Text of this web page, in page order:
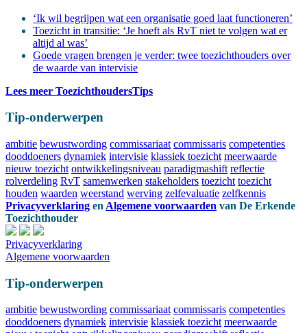
‘Ik wil begrijpen wat een organisatie goed laat functioneren’
Toezicht in transitie: ‘Je hoeft als RvT niet te volgen wat er
altijd al was’
Goede vragen brengen je verder: twee toezichthouders over
de waarde van intervisie
Lees meer ToezichthoudersTips
Tip-onderwerpen
ambitie bewustwording commissariaat commissaris competenties
dooddoeners dynamiek intervisie klassiek toezicht meerwaarde
nieuw toezicht ontwikkelingsniveau paradigmashift reflectie
rolverdeling RvT samenwerken stakeholders toezicht toezicht
houden waarden weerstand werving zelfevaluatie zelfkennis
Privacyverklaring en Algemene voorwaarden van De Erkende
Toezichthouder
Privacyverklaring
Algemene voorwaarden
Tip-onderwerpen
ambitie bewustwording commissariaat commissaris competenties
dooddoeners dynamiek intervisie klassiek toezicht meerwaarde